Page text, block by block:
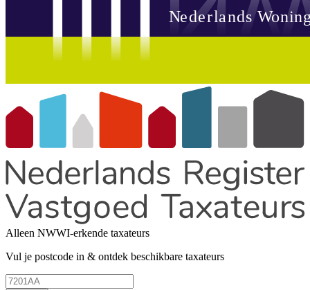
Alleen NWWI-erkende taxateurs
Vul je postcode in & ontdek beschikbare taxateurs